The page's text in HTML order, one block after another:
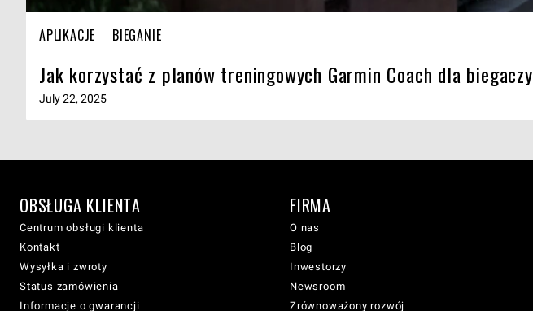
APLIKACJE BIEGANIE
Jak korzystać z planów treningowych Garmin Coach dla biegaczy
July 22, 2025
OBSŁUGA KLIENTA
Centrum obsługi klienta
Kontakt
Wysyłka i zwroty
Status zamówienia
Informacje o gwarancji
FIRMA
O nas
Blog
Inwestorzy
Newsroom
Zrównoważony rozwój